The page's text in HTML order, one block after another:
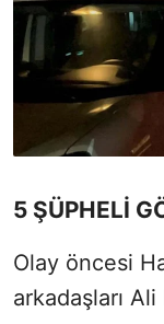
5 ŞÜPHELİ
Olay öncesi
arkadaşları